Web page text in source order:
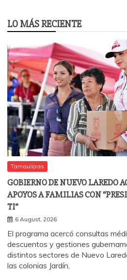
LO MÁS RECIENTE
Tamaulipas
GOBIERNO DE NUEVO LAREDO
APOYOS A FAMILIAS CON
TI”
6 August, 2026
El programa acercó consultas
descuentos y gestiones
distintos sectores de Nuevo
las colonias Jardín,